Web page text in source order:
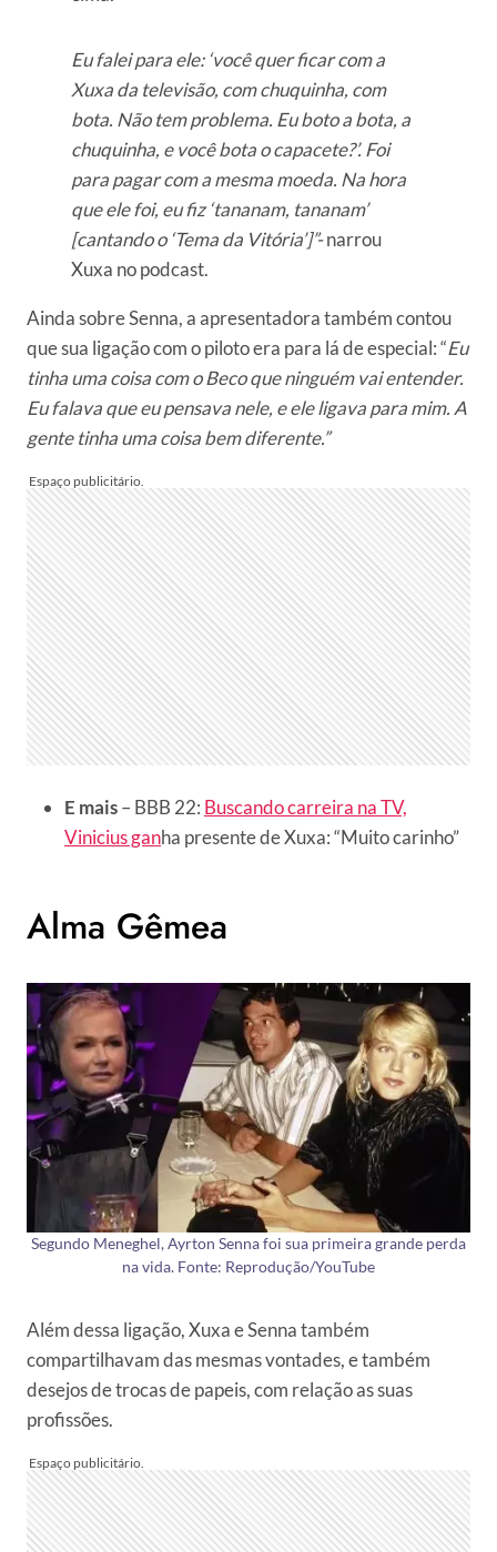
Eu falei para ele: ‘você quer ficar com a
Xuxa da televisão, com chuquinha, com
bota. Não tem problema. Eu boto a bota, a
chuquinha, e você bota o capacete?’. Foi
para pagar com a mesma moeda. Na hora
que ele foi, eu fiz ‘tananam, tananam’
[cantando o ‘Tema da Vitória’]”-narrou
Xuxa no podcast.
Ainda sobre Senna, a apresentadora também contou
que sua ligação com o piloto era para lá de especial: “Eu
tinha uma coisa com o Beco que ninguém vai entender.
Eu falava que eu pensava nele, e ele ligava para mim. A
gente tinha uma coisa bem diferente.”
E mais– BBB 22: Buscando carreira na TV,
Vinicius ganha presente de Xuxa: “Muito carinho”
Alma Gêmea
Segundo Meneghel, Ayrton Senna foi sua primeira grande perda
na vida. Fonte: Reprodução/YouTube
Além dessa ligação, Xuxa e Senna também
compartilhavam das mesmas vontades, e também
desejos de trocas de papeis, com relação as suas
profissões.